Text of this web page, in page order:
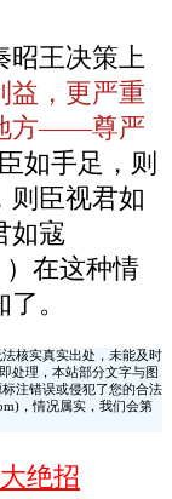
昭王决策上
益，更严重
方——尊严
如手足，则
则臣视君如
如寇
）在这种情
。
核实真实出处，未能及时
处理，本站部分文字与图
注错误或侵犯了您的合法
，情况属实，我们会第
绝招